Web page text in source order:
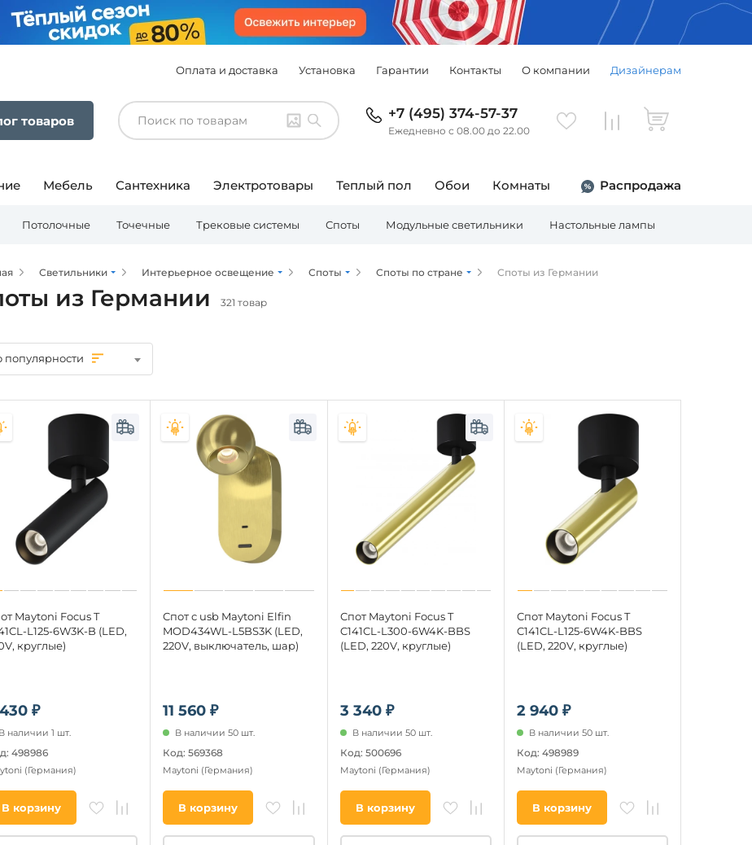
Оплата и доставка Установка Гарантии Контакты О компании Дизайнерам
товаров +7 (495) 374-57-37
Ежедневно с 08.00 до 22.00
Мебель Сантехника Электротовары Теплый пол Обои Комнаты Распродажа
Потолочные Точечные Трековые системы Споты Модульные светильники Настольные лампы
Светильники Интерьерное освещение Споты Споты по стране Споты из Германии
из Германии 321 товар
популярности
₽
Maytoni Focus T
L125-6W3K-B (LED,
круглые)
В наличии 1 шт.
498986
(Германия)
В корзину
11 560 ₽
Спот с usb Maytoni Elfin
MOD434WL-L5BS3K (LED,
220V, выключатель, шар)
В наличии 50 шт.
Код: 569368
Maytoni (Германия)
В корзину
3 340 ₽
Спот Maytoni Focus T
C141CL-L300-6W4K-BBS
(LED, 220V, круглые)
В наличии 50 шт.
Код: 500696
Maytoni (Германия)
В корзину
2 940 ₽
Спот Maytoni Focus T
C141CL-L125-6W4K-BBS
(LED, 220V, круглые)
В наличии 50 шт.
Код: 498989
Maytoni (Германия)
В корзину